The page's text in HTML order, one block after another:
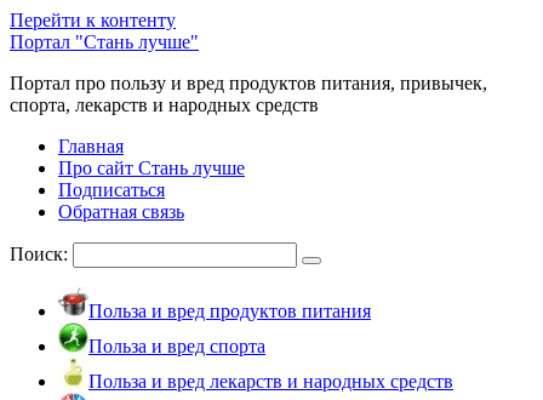
Перейти к контенту
Портал "Стань лучше"
Портал про пользу и вред продуктов питания, привычек,
спорта, лекарств и народных средств
Главная
Про сайт Стань лучше
Подписаться
Обратная связь
Поиск:
Польза и вред продуктов питания
Польза и вред спорта
Польза и вред лекарств и народных средств